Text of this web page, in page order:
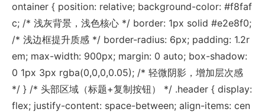
ontainer { position: relative; background-color: #f8faf
c; /* 浅灰背景，浅色核心 */ border: 1px solid #e2e8f0;
/* 浅边框提升质感 */ border-radius: 6px; padding: 1.2r
em; max-width: 900px; margin: 0 auto; box-shadow:
0 1px 3px rgba(0,0,0,0.05); /* 轻微阴影，增加层次感
*/ } /* 头部区域（标题+复制按钮） */ .header { display:
flex; justify-content: space-between; align-items: cen